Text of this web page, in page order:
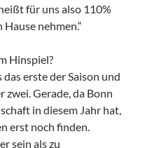
für uns also 110%
nehmen.“
Hinspiel?
das erste der Saison und
zwei. Gerade, da Bonn
in diesem Jahr hat,
erst noch finden.
sein als zu